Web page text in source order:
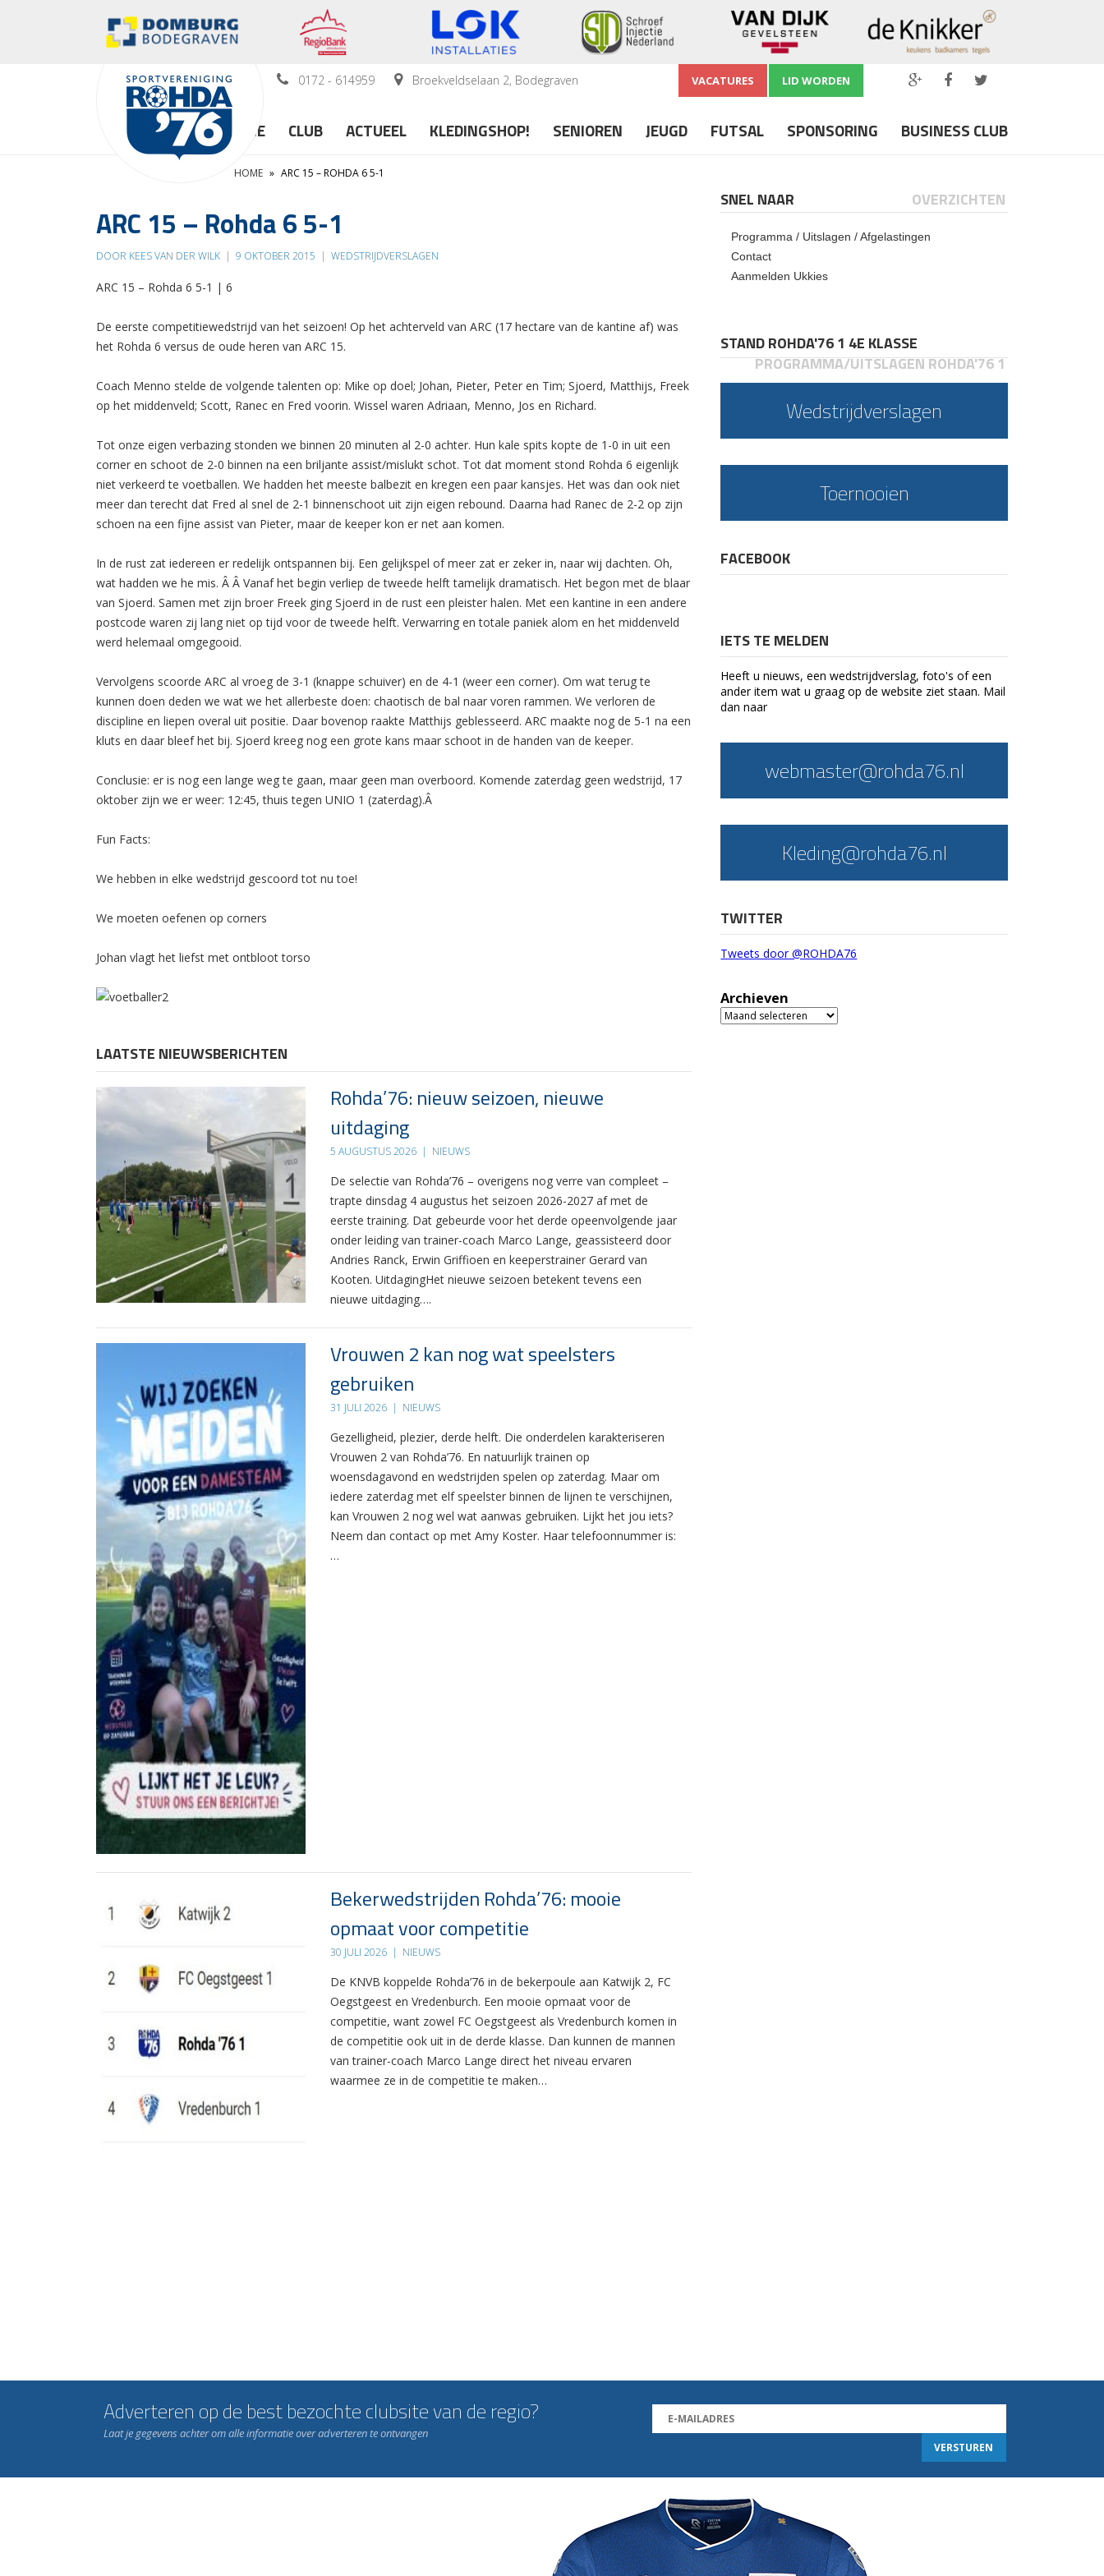
0172 - 614959 Broekveldselaan 2, Bodegraven VACATURES LID WORDEN
HOME CLUB ACTUEEL KLEDINGSHOP! SENIOREN JEUGD FUTSAL SPONSORING BUSINESS CLUB
HOME » ARC 15 – ROHDA 6 5-1
ARC 15 – Rohda 6 5-1
DOOR KEES VAN DER WILK | 9 OKTOBER 2015 | WEDSTRIJDVERSLAGEN
ARC 15 – Rohda 6 5-1 | 6
De eerste competitiewedstrijd van het seizoen! Op het achterveld van ARC (17 hectare van de kantine af) was
het Rohda 6 versus de oude heren van ARC 15.
Coach Menno stelde de volgende talenten op: Mike op doel; Johan, Pieter, Peter en Tim; Sjoerd, Matthijs, Freek
op het middenveld; Scott, Ranec en Fred voorin. Wissel waren Adriaan, Menno, Jos en Richard.
Tot onze eigen verbazing stonden we binnen 20 minuten al 2-0 achter. Hun kale spits kopte de 1-0 in uit een
corner en schoot de 2-0 binnen na een briljante assist/mislukt schot. Tot dat moment stond Rohda 6 eigenlijk
niet verkeerd te voetballen. We hadden het meeste balbezit en kregen een paar kansjes. Het was dan ook niet
meer dan terecht dat Fred al snel de 2-1 binnenschoot uit zijn eigen rebound. Daarna had Ranec de 2-2 op zijn
schoen na een fijne assist van Pieter, maar de keeper kon er net aan komen.
In de rust zat iedereen er redelijk ontspannen bij. Een gelijkspel of meer zat er zeker in, naar wij dachten. Oh,
wat hadden we he mis. Â Â Vanaf het begin verliep de tweede helft tamelijk dramatisch. Het begon met de blaar
van Sjoerd. Samen met zijn broer Freek ging Sjoerd in de rust een pleister halen. Met een kantine in een andere
postcode waren zij lang niet op tijd voor de tweede helft. Verwarring en totale paniek alom en het middenveld
werd helemaal omgegooid.
Vervolgens scoorde ARC al vroeg de 3-1 (knappe schuiver) en de 4-1 (weer een corner). Om wat terug te
kunnen doen deden we wat we het allerbeste doen: chaotisch de bal naar voren rammen. We verloren de
discipline en liepen overal uit positie. Daar bovenop raakte Matthijs geblesseerd. ARC maakte nog de 5-1 na een
kluts en daar bleef het bij. Sjoerd kreeg nog een grote kans maar schoot in de handen van de keeper.
Conclusie: er is nog een lange weg te gaan, maar geen man overboord. Komende zaterdag geen wedstrijd, 17
oktober zijn we er weer: 12:45, thuis tegen UNIO 1 (zaterdag).Â
Fun Facts:
We hebben in elke wedstrijd gescoord tot nu toe!
We moeten oefenen op corners
Johan vlagt het liefst met ontbloot torso
LAATSTE NIEUWSBERICHTEN
Rohda’76: nieuw seizoen, nieuwe
uitdaging
5 AUGUSTUS 2026 | NIEUWS
De selectie van Rohda’76 – overigens nog verre van compleet –
trapte dinsdag 4 augustus het seizoen 2026-2027 af met de
eerste training. Dat gebeurde voor het derde opeenvolgende jaar
onder leiding van trainer-coach Marco Lange, geassisteerd door
Andries Ranck, Erwin Griffioen en keeperstrainer Gerard van
Kooten. UitdagingHet nieuwe seizoen betekent tevens een
nieuwe uitdaging….
Vrouwen 2 kan nog wat speelsters
gebruiken
31 JULI 2026 | NIEUWS
Gezelligheid, plezier, derde helft. Die onderdelen karakteriseren
Vrouwen 2 van Rohda’76. En natuurlijk trainen op
woensdagavond en wedstrijden spelen op zaterdag. Maar om
iedere zaterdag met elf speelster binnen de lijnen te verschijnen,
kan Vrouwen 2 nog wel wat aanwas gebruiken. Lijkt het jou iets?
Neem dan contact op met Amy Koster. Haar telefoonnummer is:
…
Bekerwedstrijden Rohda’76: mooie
opmaat voor competitie
30 JULI 2026 | NIEUWS
De KNVB koppelde Rohda’76 in de bekerpoule aan Katwijk 2, FC
Oegstgeest en Vredenburch. Een mooie opmaat voor de
competitie, want zowel FC Oegstgeest als Vredenburch komen in
de competitie ook uit in de derde klasse. Dan kunnen de mannen
van trainer-coach Marco Lange direct het niveau ervaren
waarmee ze in de competitie te maken…
SNEL NAAR OVERZICHTEN
Programma / Uitslagen / Afgelastingen
Contact
Aanmelden Ukkies
STAND ROHDA'76 1 4E KLASSE
PROGRAMMA/UITSLAGEN ROHDA'76 1
Wedstrijdverslagen
Toernooien
FACEBOOK
IETS TE MELDEN
Heeft u nieuws, een wedstrijdverslag, foto's of een
ander item wat u graag op de website ziet staan. Mail
dan naar
webmaster@rohda76.nl
Kleding@rohda76.nl
TWITTER
Tweets door @ROHDA76
Archieven
Archieven
Adverteren op de best bezochte clubsite van de regio?
Laat je gegevens achter om alle informatie over adverteren te ontvangen